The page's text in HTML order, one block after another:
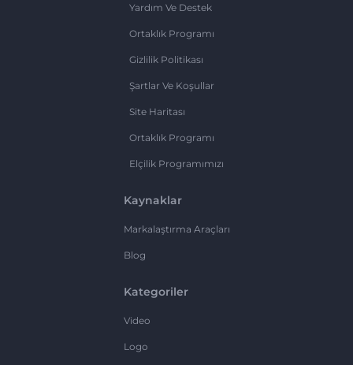
Yardım Ve Destek
Ortaklık Programı
Gizlilik Politikası
Şartlar Ve Koşullar
Site Haritası
Ortaklık Programı
Elçilik Programımızı
Kaynaklar
Markalaştırma Araçları
Blog
Kategoriler
Video
Logo